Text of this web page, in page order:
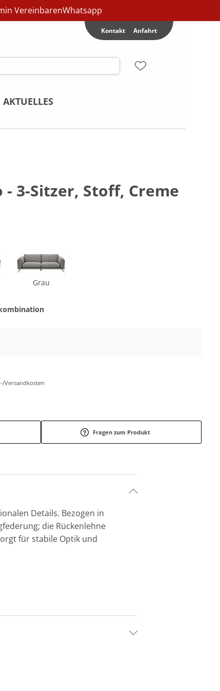
VereinbarenWhatsapp
Kontakt Anfahrt
AKTUELLES
3-Sitzer, Stoff, Creme
Grau
Versandkosten
Fragen zum Produkt
Details. Bezogen in
die Rückenlehne
für stabile Optik und